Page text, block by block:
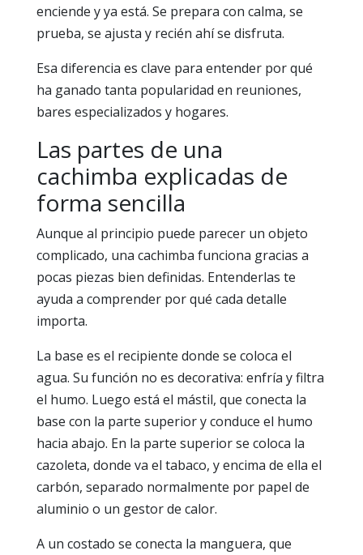
enciende y ya está. Se prepara con calma, se
prueba, se ajusta y recién ahí se disfruta.
Esa diferencia es clave para entender por qué
ha ganado tanta popularidad en reuniones,
bares especializados y hogares.
Las partes de una
cachimba explicadas de
forma sencilla
Aunque al principio puede parecer un objeto
complicado, una cachimba funciona gracias a
pocas piezas bien definidas. Entenderlas te
ayuda a comprender por qué cada detalle
importa.
La base es el recipiente donde se coloca el
agua. Su función no es decorativa: enfría y filtra
el humo. Luego está el mástil, que conecta la
base con la parte superior y conduce el humo
hacia abajo. En la parte superior se coloca la
cazoleta, donde va el tabaco, y encima de ella el
carbón, separado normalmente por papel de
aluminio o un gestor de calor.
A un costado se conecta la manguera, que